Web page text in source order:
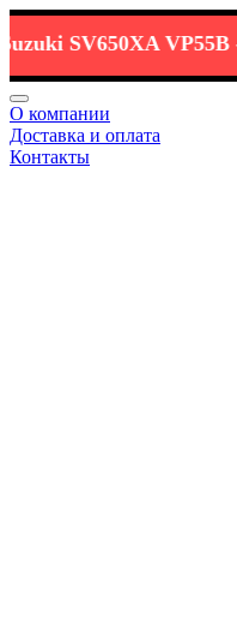
SV650XA VP55B -
О компании
Доставка и оплата
Контакты